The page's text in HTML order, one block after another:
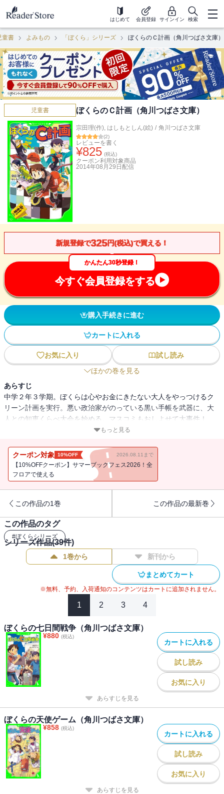
はじめて 会員登録 サインイン 検索
童書 よみもの 「ぼくら」シリーズ ぼくらのＣ計画（角川つばさ文庫）
児童書 ぼくらのＣ計画（角川つばさ文庫）
宗田理(作), はしもとしん(絵) / 角川つばさ文庫
(2)
レビューを書く
¥825 (税込)
クーポン利用対象商品
2014年08月29日 配信
新規登録で325円(税込)で買える！
かんたん30秒登録！
今すぐ会員登録をする
購入手続きに進む
カートに入れる
お気に入り
試し読み
ほかの巻を見る
あらすじ
中学２年３学期。ぼくらは心やお金にきたない大人をやっつけるク
リーン計画を実行。悪い政治家がのっている黒い手帳を武器に、大
人との知恵くらべ大会を始める。マスコミもおしよせて大事件！
ぼくら第９巻!!【小学上級から ★★★】
もっと見る
クーポン対象 10%OFF 2026.08.11まで
【10%OFFクーポン】サマーブックフェス2026！全
フロアで使える
この作品の1巻 この作品の最新巻
この作品のタグ
#ぼくらシリーズ
シリーズ作品(39件)
1巻から 新刊から
まとめてカート
※無料、予約、入荷通知のコンテンツはカートに追加されません。
1 2 3 4
ぼくらの七日間戦争（角川つばさ文庫）
¥880 (税込)
カートに入れる
試し読み
お気に入り
あらすじを見る
ぼくらの天使ゲーム（角川つばさ文庫）
¥858 (税込)
カートに入れる
試し読み
お気に入り
あらすじを見る